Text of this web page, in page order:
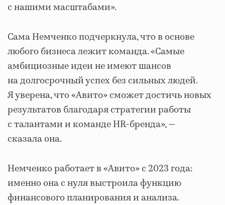
с нашими масштабами».
Сама Немченко подчеркнула, что в основе
любого бизнеса лежит команда. «Самые
амбициозные идеи не имеют шансов
на долгосрочный успех без сильных людей.
Я уверена, что «Авито» сможет достичь новых
результатов благодаря стратегии работы
с талантами и команде HR-бренда», —
сказала она.
Немченко работает в «Авито» с 2023 года:
именно она с нуля выстроила функцию
финансового планирования и анализа.